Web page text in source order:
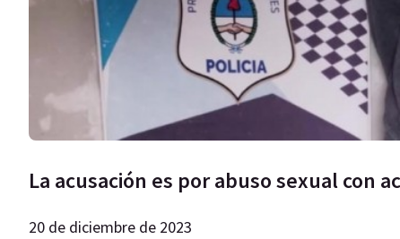
La acusación es por abuso sexual con
20 de diciembre de 2023